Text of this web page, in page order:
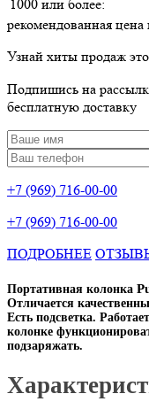
1000 или более:
рекомендованная цена
Узнай хиты продаж
Подпишись на
бесплатную доставку
+7 (969) 716-00-00
+7 (969) 716-00-00
ПОДРОБНЕЕ
Портативная колонка
Отличается
Есть подсветка.
колонке
подзаряжать.